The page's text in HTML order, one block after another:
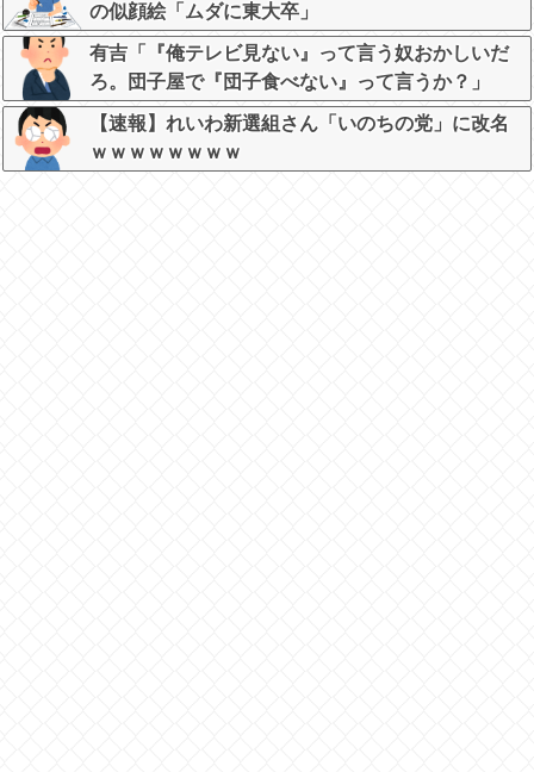
の似顔絵「ムダに東大卒」
有吉「『俺テレビ見ない』って言う奴おかしいだ
ろ。団子屋で『団子食べない』って言うか？」
【速報】れいわ新選組さん「いのちの党」に改名
ｗｗｗｗｗｗｗｗ